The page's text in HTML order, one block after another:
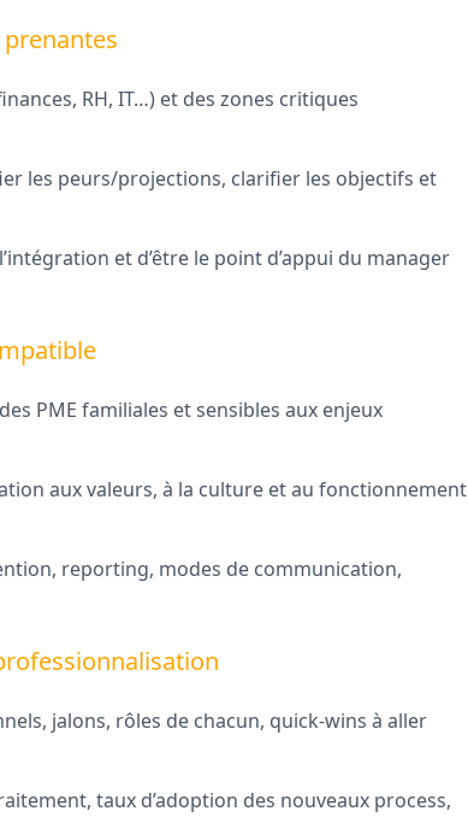
RH, IT…) et des zones critiques
les peurs/projections, clarifier les objectifs et
et d’être le point d’appui du manager
PME familiales et sensibles aux enjeux
aux valeurs, à la culture et au fonctionnement
reporting, modes de communication,
jalons, rôles de chacun, quick-wins à aller
taux d’adoption des nouveaux process,